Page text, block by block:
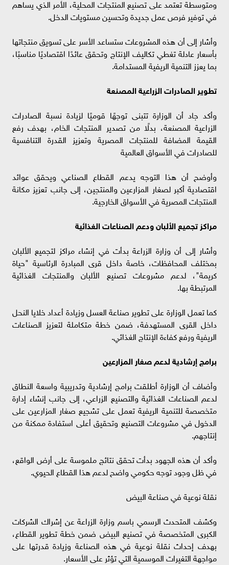
ومتوسطة تعتمد على تصنيع المنتجات المحلية، الأمر الذي يساهم
في توفير فرص عمل جديدة وتحسين مستويات الدخل.
وأشار إلى أن هذه المشروعات ستساعد الأسر على تسويق منتجاتها
بأسعار عادلة تغطي تكاليف الإنتاج وتحقق عائدًا اقتصاديًا مناسبًا،
بما يعزز التنمية الريفية المستدامة.
تطوير الصادرات الزراعية المصنعة
وأكد جاد أن الوزارة تتبنى توجهًا قوميًا لزيادة نسبة الصادرات
الزراعية المصنعة، بدلًا من تصدير المنتجات الخام، بهدف رفع
القيمة المضافة للمنتجات المصرية وتعزيز القدرة التنافسية
للصادرات في الأسواق العالمية
وأوضح أن هذا التوجه يدعم القطاع الصناعي ويحقق عوائد
اقتصادية أكبر لصغار المزارعين والمنتجين، إلى جانب تعزيز مكانة
المنتجات المصرية في الأسواق الخارجية.
مراكز تجميع الألبان ودعم الصناعات الغذائية
وأشار إلى أن وزارة الزراعة بدأت في إنشاء مراكز لتجميع الألبان
بمختلف المحافظات، خاصة داخل قرى المبادرة الرئاسية "حياة
كريمة"، لدعم مشروعات تصنيع الألبان والمنتجات الغذائية
المرتبطة بها.
كما تعمل الوزارة على تطوير صناعة العسل وزيادة أعداد خلايا النحل
داخل القرى المستهدفة، ضمن خطة متكاملة لتعزيز الصناعات
الريفية ورفع كفاءة الإنتاج الغذائي.
برامج إرشادية لدعم صغار المزارعين
وأضاف أن الوزارة أطلقت برامج إرشادية وتدريبية واسعة النطاق
لدعم الصناعات الغذائية والتصنيع الزراعي، إلى جانب إنشاء إدارة
متخصصة للتنمية الريفية تعمل على تشجيع صغار المزارعين على
الدخول في مشروعات التصنيع وتحقيق أعلى استفادة ممكنة من
إنتاجهم.
وأكد أن هذه الجهود بدأت تحقق نتائج ملموسة على أرض الواقع،
في ظل وجود توجه حكومي واضح لدعم هذا القطاع الحيوي.
نقلة نوعية في صناعة البيض
وكشف المتحدث الرسمي باسم وزارة الزراعة عن إشراك الشركات
الكبرى المتخصصة في تصنيع البيض ضمن خطة تطوير القطاع،
بهدف إحداث نقلة نوعية في هذه الصناعة وزيادة قدرتها على
مواجهة التغيرات الموسمية التي تؤثر على الأسعار.